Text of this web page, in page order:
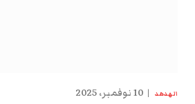
الهدهد 10 نوفمبر، 2025